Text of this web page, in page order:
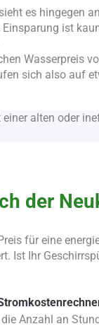
sieht es hingegen
Einsparung ist
Wasserpreis
sich also auf
alten oder
der
für eine
Ist Ihr
Anzahl an